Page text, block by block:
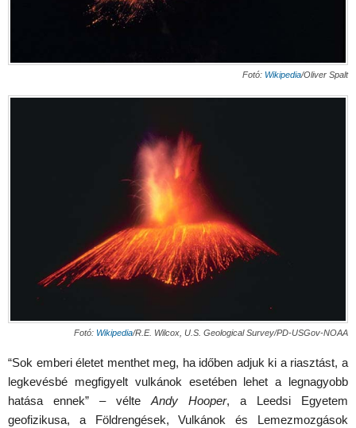
Fotó: Wikipedia/Oliver Spalt
Fotó: Wikipedia/R.E. Wilcox, U.S. Geological Survey/PD-USGov-NOAA
“Sok emberi életet menthet meg, ha időben adjuk ki a riasztást, a
legkevésbé megfigyelt vulkánok esetében lehet a legnagyobb
hatása ennek” – vélte Andy Hooper, a Leedsi Egyetem
geofizikusa, a Földrengések, Vulkánok és Lemezmozgások